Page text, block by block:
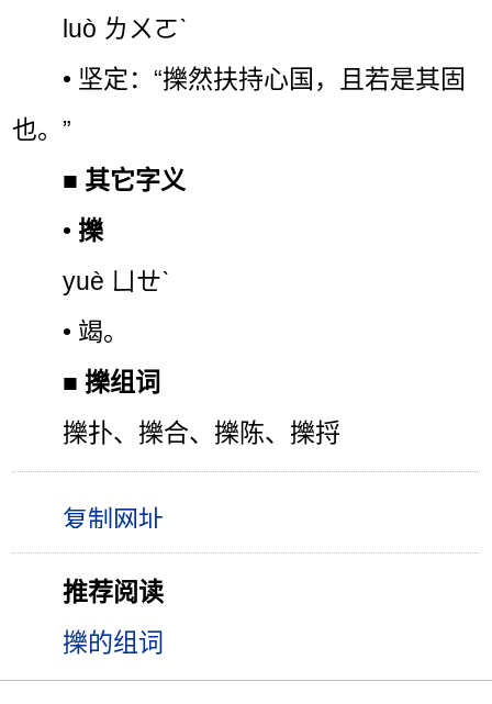
luò ㄌㄨㄛˋ
• 坚定：“擽然扶持心国，且若是其固
也。”
■ 其它字义
• 擽
yuè ㄩㄝˋ
• 竭。
■ 擽组词
擽扑、擽合、擽陈、擽捋
推荐阅读
擽的组词